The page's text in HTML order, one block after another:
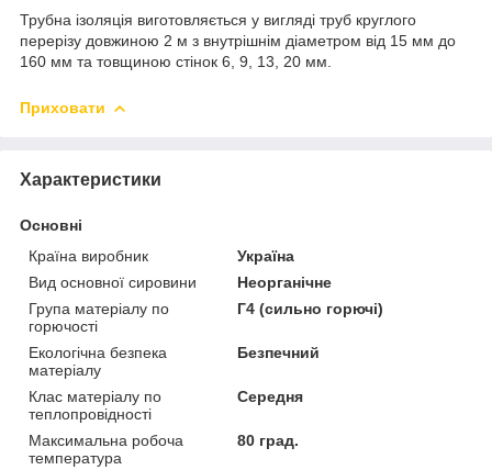
Трубна ізоляція виготовляється у вигляді труб круглого
перерізу довжиною 2 м з внутрішнім діаметром від 15 мм до
160 мм та товщиною стінок 6, 9, 13, 20 мм.
Приховати
Характеристики
Основні
Країна виробник
Україна
Вид основної сировини
Неорганічне
Група матеріалу по
горючості
Г4 (сильно горючі)
Екологічна безпека
матеріалу
Безпечний
Клас матеріалу по
теплопровідності
Середня
Максимальна робоча
температура
80 град.